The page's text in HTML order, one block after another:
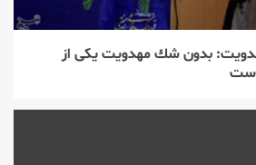
بدون شك مهدویت یكی از
است